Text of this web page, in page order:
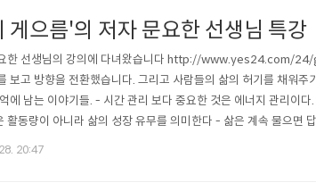
게으름'의 저자 문요한 선생님 특강
한 선생님의 강의에 다녀왔습니다 http://www.yes24.com/
보고 방향을 전환했습니다. 그리고 사람들의 삶의 허기를 채워
에 남는 이야기들. - 시간 관리 보다 중요한 것은 에너지 관리이
활동량이 아니라 삶의 성장 유무를 의미한다 - 삶은 계속 물으면
사람을 만난 적이 있나요? 달라지고 싶다면 새로운 사람을 만나야
20:47